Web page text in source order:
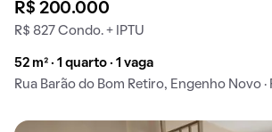
R$ 200.000
R$ 827 Condo. + IPTU
52 m² · 1 quarto · 1 vaga
Rua Barão do Bom Retiro, Engenho Novo ·